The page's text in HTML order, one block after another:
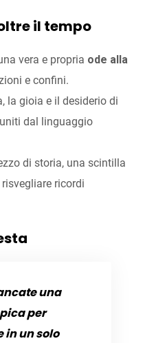
il tempo
vera e propria ode alla
e confini.
la gioia e il desiderio di
dal linguaggio
di storia, una scintilla
ricordi
una
per
in un solo